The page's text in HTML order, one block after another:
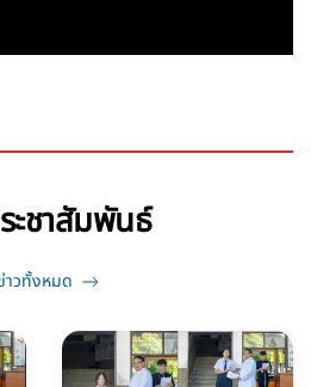
ะชาสัมพันธ์
าวทั้งหมด